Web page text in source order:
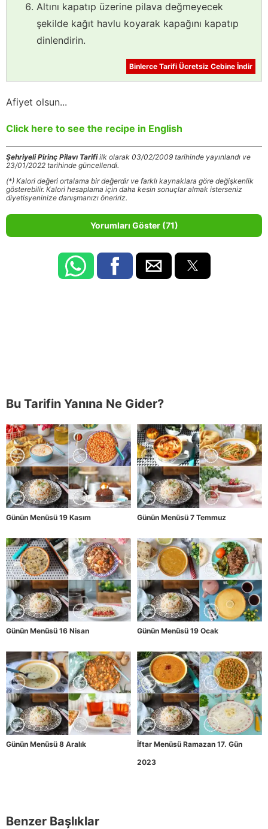
Altını kapatıp üzerine pilava değmeyecek
şekilde kağıt havlu koyarak kapağını kapatıp
dinlendirin.
Binlerce Tarifi Ücretsiz Cebine İndir
Afiyet olsun...
Click here to see the recipe in English
Şehriyeli Pirinç Pilavı Tarifiilk olarak 03/02/2009 tarihinde yayınlandı ve
23/01/2022 tarihinde güncellendi.
(*) Kalori değeri ortalama bir değerdir ve farklı kaynaklara göre değişkenlik
gösterebilir. Kalori hesaplama için daha kesin sonuçlar almak isterseniz
diyetisyeninize danışmanızı öneririz.
Yorumları Göster (71)
Bu Tarifin Yanına Ne Gider?
Günün Menüsü 19 Kasım Günün Menüsü 7 Temmuz
Günün Menüsü 16 Nisan Günün Menüsü 19 Ocak
Günün Menüsü 8 Aralık
İftar Menüsü Ramazan 17. Gün
2023
Benzer Başlıklar